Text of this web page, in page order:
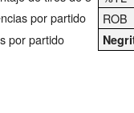
por partido ROB
por partido